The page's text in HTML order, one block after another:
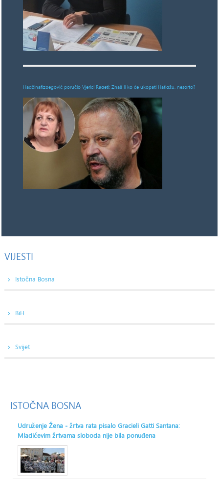
Hadžihafizbegović poručio Vjerici Radeti: Znaš li ko će ukopati Hatidžu, nesorto?
VIJESTI
Istočna Bosna
BiH
Svijet
ISTOČNA BOSNA
Udruženje Žena - žrtva rata pisalo Gracieli Gatti Santana:
Mladićevim žrtvama sloboda nije bila ponuđena